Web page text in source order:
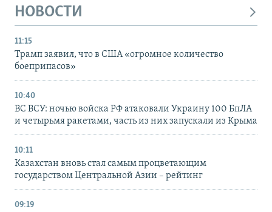
НОВОСТИ
11:15
Трамп заявил, что в США «огромное количество
боеприпасов»
10:40
ВС ВСУ: ночью войска РФ атаковали Украину 100 БпЛА
и четырьмя ракетами, часть из них запускали из Крыма
10:11
Казахстан вновь стал самым процветающим
государством Центральной Азии – рейтинг
09:19